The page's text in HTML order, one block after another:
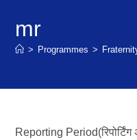
mr
> Programmes >
Reporting Period(रिपोर्टिंग